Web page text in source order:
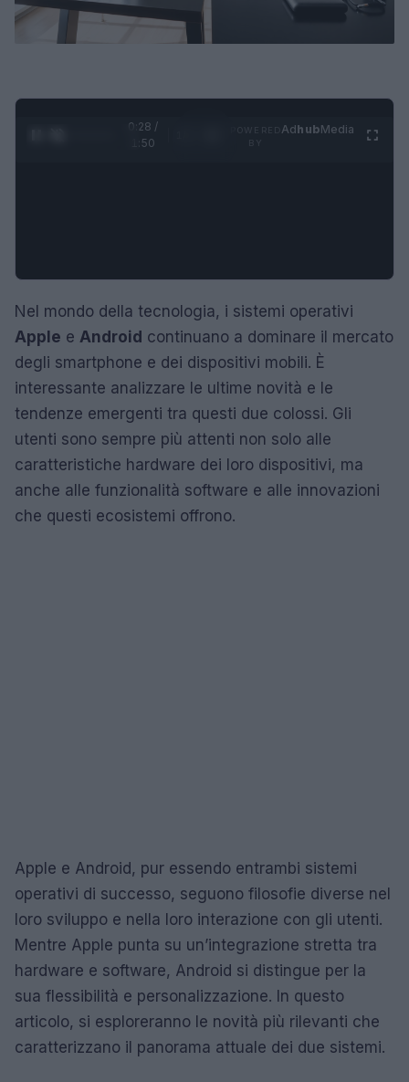
0:29 /
1:50
AdhubMedia
Nel mondo della tecnologia, i sistemi operativi
Apple e Android continuano a dominare il mercato
degli smartphone e dei dispositivi mobili. È
interessante analizzare le ultime novità e le
tendenze emergenti tra questi due colossi. Gli
utenti sono sempre più attenti non solo alle
caratteristiche hardware dei loro dispositivi, ma
anche alle funzionalità software e alle innovazioni
che questi ecosistemi offrono.
Apple e Android, pur essendo entrambi sistemi
operativi di successo, seguono filosofie diverse nel
loro sviluppo e nella loro interazione con gli utenti.
Mentre Apple punta su un’integrazione stretta tra
hardware e software, Android si distingue per la
sua flessibilità e personalizzazione. In questo
articolo, si esploreranno le novità più rilevanti che
caratterizzano il panorama attuale dei due sistemi.